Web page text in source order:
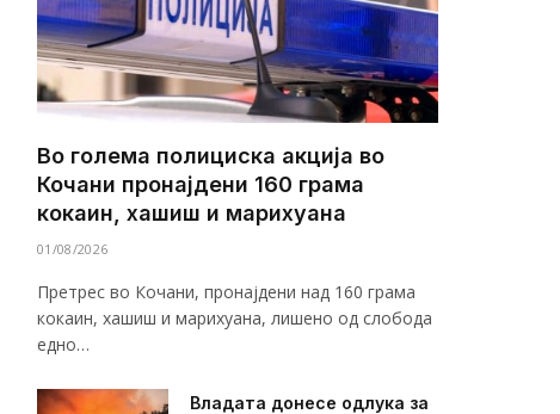
Во голема полициска акција во
Кочани пронајдени 160 грама
кокаин, хашиш и марихуана
01/08/2026
Претрес во Кочани, пронајдени над 160 грама
кокаин, хашиш и марихуана, лишено од слобода
едно…
Владата донесе одлука за